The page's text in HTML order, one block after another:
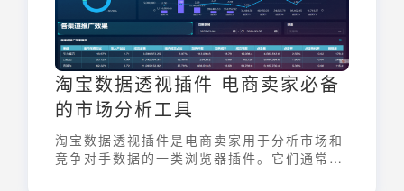
淘宝数据透视插件 电商卖家必备
的市场分析工具
淘宝数据透视插件是电商卖家用于分析市场和
竞争对手数据的一类浏览器插件。它们通常支